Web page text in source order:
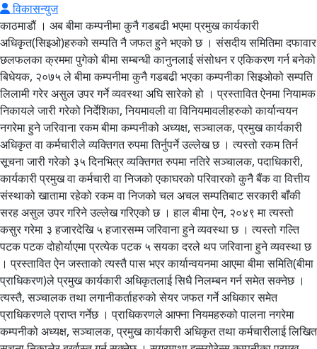
विकासन्युज
काठमाडौं । अब बीमा कम्पनीमा कुनै गडबढी भएमा प्रमुख कार्यकारी
अधिकृत(सिइओ)हरुको सम्पति नै जफत हुने भएको छ । संसदीय समितिमा दफावार
छलफलका क्रममा पुगेको बीमा सम्बन्धी कानुनलाई संसोधन र एकिकरण गर्न बनेको
बिधेयक, २०७५ ले बीमा कम्पनीमा कुनै गडबढी भएका कम्पनीका सिइओको सम्पति
लिलामी गरेर असुल उपर गर्ने व्यवस्था अघि सारेको हो । प्रस्तावित ऐनमा नियामक
निकायले जारी गरेको निर्देशिका, नियमावली वा विनियमावलीहरुको कार्यान्वयन
नगरेमा हुने जरिवाना रकम बीमा कम्पनीको अध्यक्ष, सञ्चालक, प्रमुख कार्यकारी
अधिकृत वा कर्मचारीले व्यक्तिगत रुपमा तिर्नुपर्ने उल्लेख छ । त्यस्तो रकम तिर्न
सूचना जारी गरेको ३५ दिनभित्र व्यक्तिगत रुपमा नतिरे सञ्चालक, पदाधिकारी,
कार्यकारी प्रमुख वा कर्मचारी वा निजको एकाघरको परिवारको कुनै बैंक वा वित्तीय
संस्थाको खातामा रहेको रकम वा निजको चल अचल सम्पतिबाट सरकारी बाँकी
सरह असुल उपर गरिने उल्लेख गरिएको छ । हाल बीमा ऐन, २०४९ मा त्यस्तो
कसुर गरेमा ३ हजारदेखि ५ हजारसम्म जरिवाना हुने व्यवस्था छ । त्यस्तो गल्ति
पटक पटक दोहोर्याएमा प्रत्येक पटक ५ सयका दरले थप जरिवाना हुने व्यवस्था छ
। प्रस्तावित ऐन जस्ताको त्यस्तै पास भएर कार्यान्वयनमा आएमा बीमा समिति(बीमा
प्राधिकरण)ले प्रमुख कार्यकारी अधिकृतलाई सिधै निलम्बन गर्न समेत सक्नेछ ।
त्यस्तै, सञ्चालक तथा लगानीकर्ताहरुको सेयर जफत गर्ने अधिकार समेत
प्राधिकरणले प्राप्त गर्नेछ । प्राधिकरणले आफ्ना नियमहरुको पालना नगरेमा
कम्पनीको अध्यक्ष, सञ्चालक, प्रमुख कार्यकारी अधिकृत तथा कर्मचारीलाई लिखित